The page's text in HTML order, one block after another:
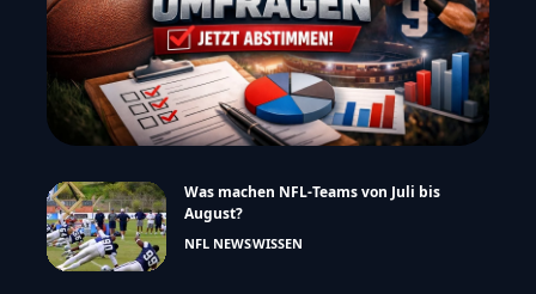
Was machen NFL-Teams von Juli bis
August?
NFL NEWSWISSEN